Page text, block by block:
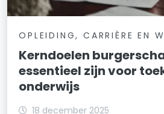
OPLEIDING, CARRIÈRE EN
Kerndoelen
essentieel zijn voor
onderwijs
18 december 2025